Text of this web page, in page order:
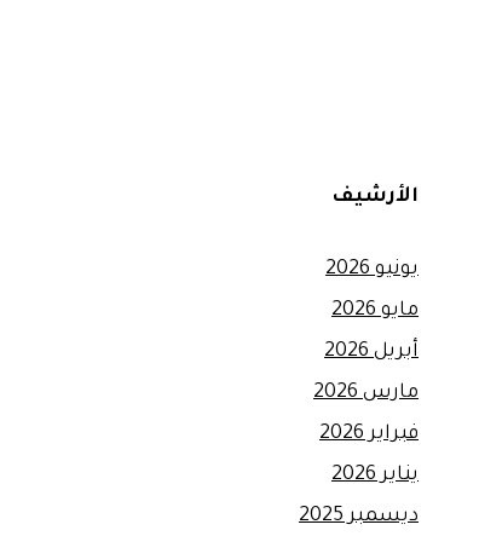
الأرشيف
يونيو 2026
مايو 2026
أبريل 2026
مارس 2026
فبراير 2026
يناير 2026
ديسمبر 2025